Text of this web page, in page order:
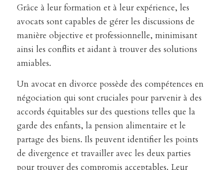
Grâce à leur formation et à leur expérience, les
avocats sont capables de gérer les discussions de
manière objective et professionnelle, minimisant
ainsi les conflits et aidant à trouver des solutions
amiables.
Un avocat en divorce possède des compétences en
négociation qui sont cruciales pour parvenir à des
accords équitables sur des questions telles que la
garde des enfants, la pension alimentaire et le
partage des biens. Ils peuvent identifier les points
de divergence et travailler avec les deux parties
pour trouver des compromis acceptables. Leur